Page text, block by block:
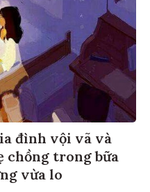
đình vội vã và
chồng trong bữa
vừa lo